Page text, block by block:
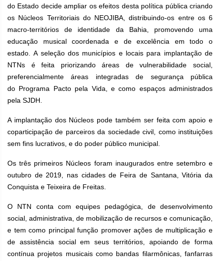
do Estado decide ampliar os efeitos desta política pública criando
os Núcleos Territoriais do NEOJIBA, distribuindo-os entre os 6
macro-territórios de identidade da Bahia, promovendo uma
educação musical coordenada e de excelência em todo o
estado.A seleção dos municípios e locais para implantação de
NTNs é feita priorizando áreas de vulnerabilidade social,
preferencialmente áreas integradas de segurança pública
do Programa Pacto pela Vida, e como espaços administrados
pela SJDH.
A implantação dos Núcleos pode também ser feita com apoio e
coparticipação de parceiros da sociedade civil, como instituições
sem fins lucrativos, e do poder público municipal.
Os três primeiros Núcleos foram inaugurados entre setembro e
outubro de 2019, nas cidades de Feira de Santana, Vitória da
Conquista e Teixeira de Freitas.
O NTN conta com equipes pedagógica, de desenvolvimento
social, administrativa, de mobilização de recursos e comunicação,
e tem como principal função promover ações de multiplicação e
de assistência social em seus territórios, apoiando de forma
contínua projetos musicais como bandas filarmônicas, fanfarras